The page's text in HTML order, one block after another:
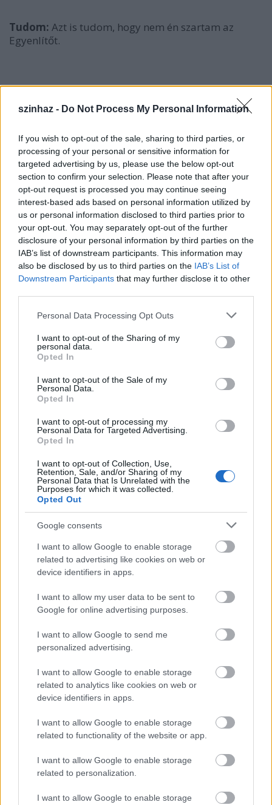
szinhaz - Do Not Process My Personal Information
If you wish to opt-out of the sale, sharing to third parties, or
processing of your personal or sensitive information for
targeted advertising by us, please use the below opt-out
section to confirm your selection. Please note that after your
opt-out request is processed you may continue seeing
interest-based ads based on personal information utilized by
us or personal information disclosed to third parties prior to
your opt-out. You may separately opt-out of the further
disclosure of your personal information by third parties on the
IAB’s list of downstream participants. This information may
also be disclosed by us to third parties on the IAB’s List of
Downstream Participants that may further disclose it to other
Please note that this website/app uses one or more Google
not limited to your visit or usage behaviour. You may click to
grant or deny consent to Google and its third-party tags to
use your data for below specified purposes in below Google
consent section.
Personal Data Processing Opt Outs
I want to opt-out of the Sharing of my
personal data.
Opted In
I want to opt-out of the Sale of my
Personal Data.
Opted In
I want to opt-out of processing my
Personal Data for Targeted Advertising.
Opted In
I want to opt-out of Collection, Use,
Retention, Sale, and/or Sharing of my
Personal Data that Is Unrelated with the
Purposes for which it was collected.
Opted Out
Google consents
I want to allow Google to enable storage
related to advertising like cookies on web or
device identifiers in apps.
I want to allow my user data to be sent to
Google for online advertising purposes.
I want to allow Google to send me
personalized advertising.
I want to allow Google to enable storage
related to analytics like cookies on web or
device identifiers in apps.
I want to allow Google to enable storage
related to functionality of the website or app.
I want to allow Google to enable storage
related to personalization.
I want to allow Google to enable storage
Tudom: Azt is tudom, hogy nem én szartam az
Egyenlítőt.
Másság:Az egész magyar filmgyártás – beleértve a
játékfilmeket is – fillérekbe kerül. Annyi pénzből,
amit összesen a magyar filmekre fordítanak,
európai, de különösen a vasfüggöny mögötti kultúra
mindig a másság kultúrája volt. A másság egy
szekta.
Állandóan kell járjon idebent valami az agyadban, hogy meg
tudd oldani ennyi pénzből.
Más:De velem mindig ez történik, már nagyon
forgatókönyve nyomtatásban is megjelent, ez volt a
elhatároztam, hogy meg fogom csinálni azt a
forgatókönyvet, amit leírtunk a Hernádival. És
akkor a vágóm és feleségem volt, mondtam neki,
hogy "mondd meg, hogy kell megcsinálni egy
Szabónak a vágója volt, meg a Rózsa Jancsinak.
Tehát értette ezt a klasszikus filmcsinálást. De én
csináltam belőle.
Diktátorok:És az ellenkultúra mindig szimpatikus.
Az ellenkultúra harcos. „Köpök arra, hogy engem el
akarnak nyomni.” Ennek sikere van, különösen a
fiatalság körében. Hogy lehet élni az elnyomásban?
A magyarok régen megtanulták. Adottság, módszer,
kialakult tempó. Régen is ez volt: tudtad, hogy el
vagy nyomva, és tudtad, hogy lehet elmondani a
véleményedet úgy, hogy ne vágjanak pofán. De
percet egy filmből, és meg tudtam mondani, hogy
kié.A művészetben az egyéniség nem bántó, sőt.
Orbán Viktort bántani, de amikor az egyénisége
rányomja a bélyegét az országra –, már nem biztos,
hogy jó. Mi diktátorok vagyunk az alatt a pár hét
Vágyak:
Nincsenek különösebb vágyaim. Az örök
életet hiába kérem, az nem megy, az nincs.